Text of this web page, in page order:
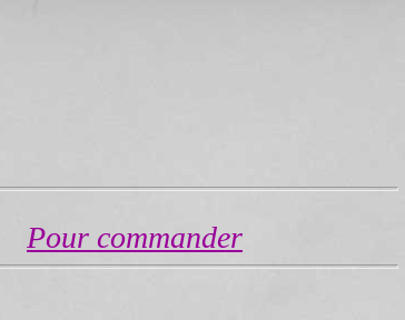
Pour commander